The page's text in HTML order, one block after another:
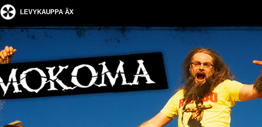
LEVYKAUPPA ÄX